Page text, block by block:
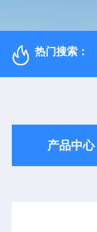
热门搜索：
产品中心